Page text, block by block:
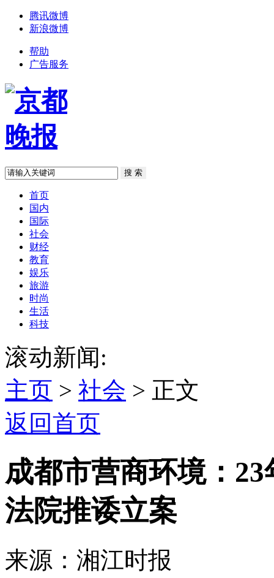
腾讯微博
新浪微博
帮助
广告服务
首页
国内
国际
社会
财经
教育
娱乐
旅游
时尚
生活
科技
滚动新闻:
主页 > 社会 > 正文
返回首页
成都市营商环境：
法院推诿立案
来源：湘江时报 发